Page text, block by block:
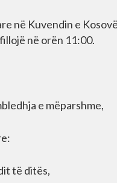
në Kuvendin e
në orën 11:00.
e mëparshme,
të ditës,